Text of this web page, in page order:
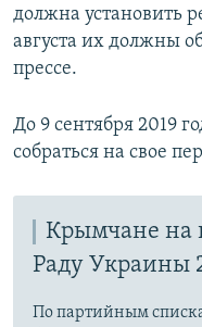
должна установить
августа их должны
прессе.
До 9 сентября 2019
собраться на свое
Крымчане на
Раду Украины
По партийным